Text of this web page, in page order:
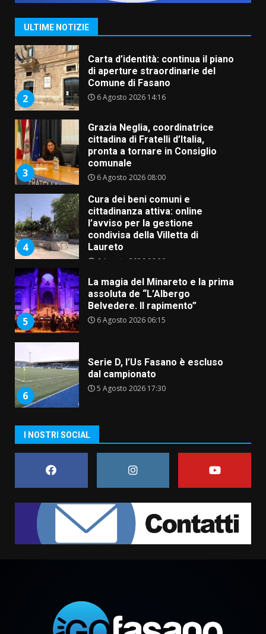
ULTIME NOTIZIE
1
da fuoco
6 Agosto 2026 18:13
2
Carta d’identità: continua il piano
di aperture straordinarie del
Comune di Fasano
6 Agosto 2026 14:16
3
Grazia Neglia, coordinatrice
cittadina di Fratelli d’Italia,
pronta a tornare in Consiglio
comunale
6 Agosto 2026 08:00
4
Cura dei beni comuni e
cittadinanza attiva: online
l’avviso per la gestione
condivisa della Villetta di
Laureto
6 Agosto 2026 06:20
5
La magia del Minareto e la prima
assoluta de “L’Albergo
Belvedere. Il rapimento”
6 Agosto 2026 06:15
6
Serie D, l’Us Fasano è escluso
dal campionato
5 Agosto 2026 17:30
Truffatori in azione nelle
1
Fasanese ferito a colpi di arma
da fuoco
6 Agosto 2026 18:13
Comune di Fasano
6 Agosto 2026 14:16
I NOSTRI SOCIAL